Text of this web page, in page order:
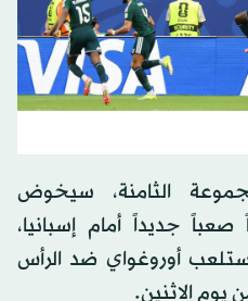
الثامنة، سيخوض
جديداً أمام إسبانيا،
ستلعب أوروغواي ضد الرأس
يوم الاثنين.